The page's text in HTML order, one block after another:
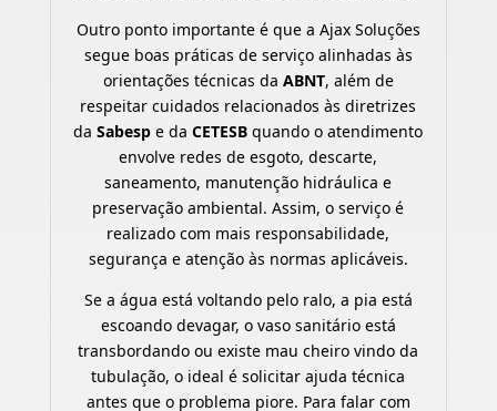
Outro ponto importante é que a Ajax Soluções
segue boas práticas de serviço alinhadas às
orientações técnicas da ABNT, além de
respeitar cuidados relacionados às diretrizes
daSabesp e daCETESB quando o atendimento
envolve redes de esgoto, descarte,
saneamento, manutenção hidráulica e
preservação ambiental. Assim, o serviço é
realizado com mais responsabilidade,
segurança e atenção às normas aplicáveis.
Se a água está voltando pelo ralo, a pia está
escoando devagar, o vaso sanitário está
transbordando ou existe mau cheiro vindo da
tubulação, o ideal é solicitar ajuda técnica
antes que o problema piore. Para falar com